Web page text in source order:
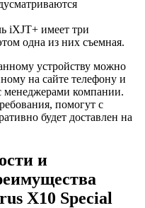
iXJT+ имеет три
одна из них съемная.
устройству можно
на сайте телефону и
менеджерами компании.
помогут с
будет доставлен на
и
X10 Special